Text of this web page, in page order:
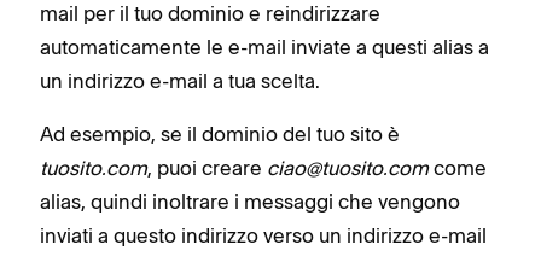
mail per il tuo dominio e reindirizzare
automaticamente le e-mail inviate a questi alias a
un indirizzo e-mail a tua scelta.
Ad esempio, se il dominio del tuo sito è
tuosito.com, puoi creare ciao@tuosito.comcome
alias, quindi inoltrare i messaggi che vengono
inviati a questo indirizzo verso un indirizzo e-mail